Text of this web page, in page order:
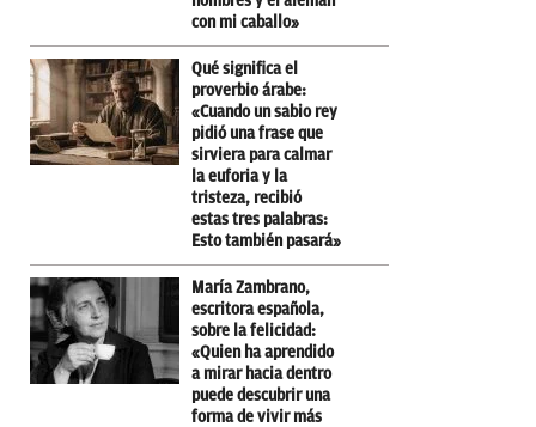
con mi caballo»
Qué significa el
proverbio árabe:
«Cuando un sabio rey
pidió una frase que
sirviera para calmar
la euforia y la
tristeza, recibió
estas tres palabras:
Esto también pasará»
María Zambrano,
escritora española,
sobre la felicidad:
«Quien ha aprendido
a mirar hacia dentro
puede descubrir una
forma de vivir más